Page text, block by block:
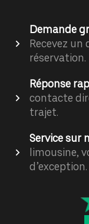
Demande
Recevez
réservation.
Réponse
contacte
trajet.
Service sur
limousine,
d’exception.